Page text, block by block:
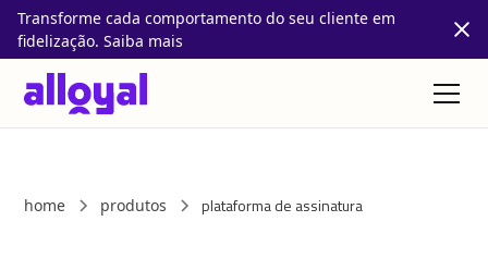
Transforme cada comportamento do seu cliente em
fidelização. Saiba mais
home produtos plataforma de assinatura